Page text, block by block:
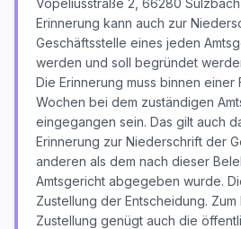
Vopeliusstraße 2, 66280
Erinnerung kann auch zur
Geschäftsstelle eines jeden
werden und soll begründet
Die Erinnerung muss binnen einer
Wochen bei dem zuständigen
eingegangen sein. Das gilt auch
Erinnerung zur Niederschrift der
anderen als dem nach dieser
Amtsgericht abgegeben wurde.
Zustellung der Entscheidung.
Zustellung genügt auch die